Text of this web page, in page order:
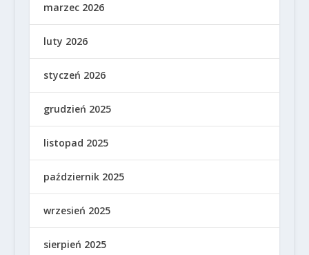
marzec 2026
luty 2026
styczeń 2026
grudzień 2025
listopad 2025
październik 2025
wrzesień 2025
sierpień 2025